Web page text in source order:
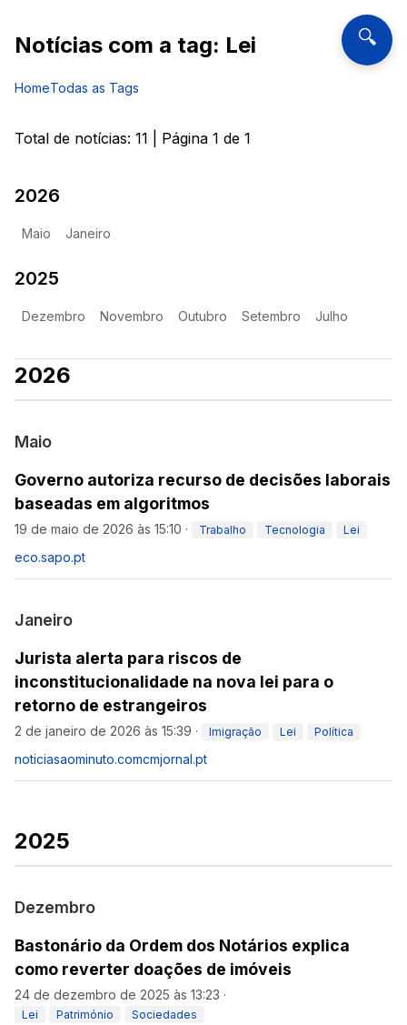
🔍
Notícias com a tag: Lei
HomeTodas as Tags
Total de notícias: 11 | Página 1 de 1
2026
Maio Janeiro
2025
Dezembro Novembro Outubro Setembro Julho
2026
Maio
Governo autoriza recurso de decisões laborais
baseadas em algoritmos
19 de maio de 2026 às 15:10 · Trabalho Tecnologia Lei
eco.sapo.pt
Janeiro
Jurista alerta para riscos de
inconstitucionalidade na nova lei para o
retorno de estrangeiros
2 de janeiro de 2026 às 15:39 · Imigração Lei Política
noticiasaominuto.comcmjornal.pt
2025
Dezembro
Bastonário da Ordem dos Notários explica
como reverter doações de imóveis
24 de dezembro de 2025 às 13:23 ·
Lei Património Sociedades